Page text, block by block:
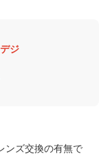
ジ
ンズ交換の有無で